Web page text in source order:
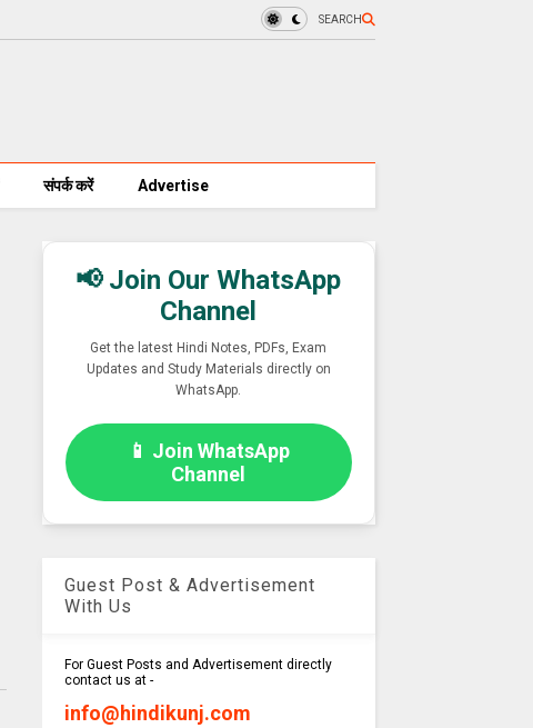
SEARCH
संपर्क करें Advertise
📢 Join Our WhatsApp
Channel
Get the latest Hindi Notes, PDFs, Exam
Updates and Study Materials directly on
WhatsApp.
📱 Join WhatsApp
Channel
Guest Post & Advertisement
With Us
For Guest Posts and Advertisement directly
contact us at -
info@hindikunj.com